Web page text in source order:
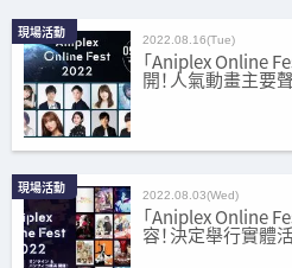
現場活動 2022.08.16(Tue)
「Aniplex Online
開！人氣動畫主要
現場活動 2022.08.03(Wed)
「Aniplex Online
容！決定舉行實體